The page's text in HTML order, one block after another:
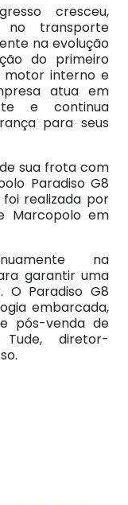
cresceu,
no transporte
na evolução
do primeiro
motor interno e
atua em
e continua
para seus
sua frota com
Paradiso G8
foi realizada por
Marcopolo em
na
garantir uma
O Paradiso G8
embarcada,
pós-venda de
Tude, diretor-